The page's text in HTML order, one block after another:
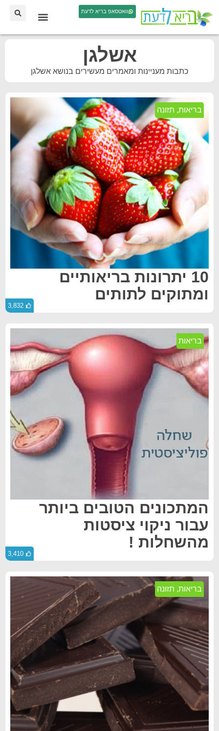
וואטסאפ בריא לדעת
אשלגן
כתבות מעניינות ומאמרים מעשירים בנושא אשלגן
בריאות, תזונה
10 יתרונות בריאותיים
ומתוקים לתותים
3,832
בריאות
המתכונים הטובים ביותר
עבור ניקוי ציסטות
מהשחלות !
3,410
בריאות, תזונה